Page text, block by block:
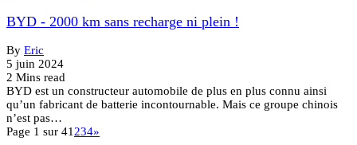
BYD - 2000 km sans recharge ni plein !
By Eric
5 juin 2024
2 Mins read
BYD est un constructeur automobile de plus en plus connu ainsi
qu’un fabricant de batterie incontournable. Mais ce groupe chinois
n’est pas…
Page 1 sur 41 234»